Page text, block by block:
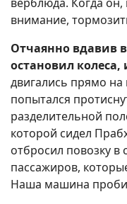
внимание,
Отчаянно вдавив
остановил
двигались прямо
попытался
разделительной
которой сидел
отбросил повозку в
пассажиров,
Наша машина